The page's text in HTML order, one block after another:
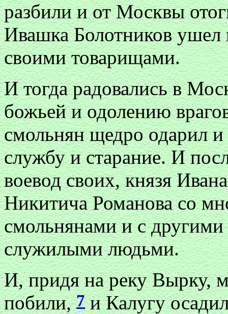
разбили и от Москвы
Ивашка Болотников ушел
своими товарищами.
И тогда радовались в
божьей и одолению
смольнян щедро одарил и
службу и старание. И
воевод своих, князя
Никитича Романова со
смольнянами и с
служилыми людьми.
И, придя на реку Вырку,
побили,7и Калугу